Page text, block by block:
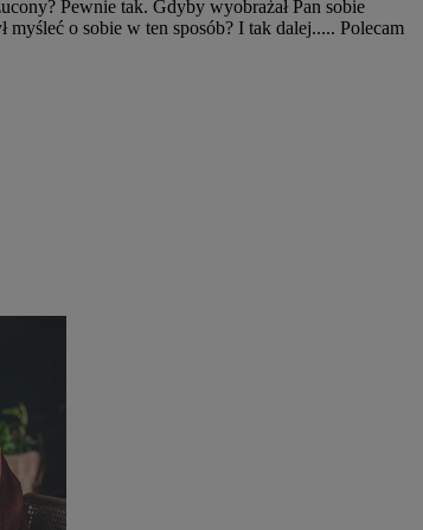
Pewnie tak. Gdyby wyobrażał Pan sobie
o sobie w ten sposób? I tak dalej..... Polecam